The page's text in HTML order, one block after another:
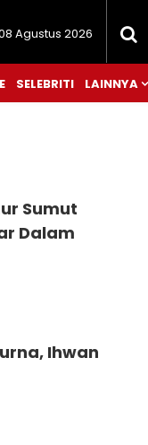
Agustus 2026
SELEBRITI LAINNYA
Sumut
Dalam
Ihwan